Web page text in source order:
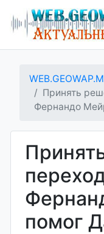
Принять
Фернандо
помог